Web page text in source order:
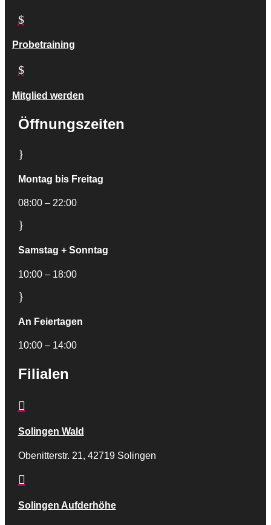
$
Probetraining
$
Mitglied werden
Öffnungszeiten
}
Montag bis Freitag
08:00 – 22:00
}
Samstag + Sonntag
10:00 – 18:00
}
An Feiertagen
10:00 – 14:00
Filialen

Solingen Wald
Obenitterstr. 21, 42719 Solingen

Solingen Aufderhöhe